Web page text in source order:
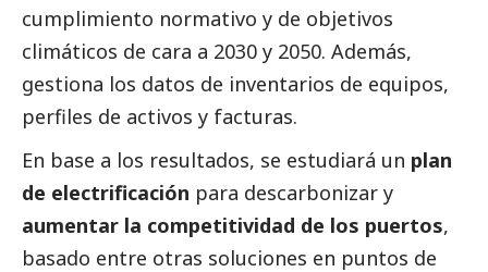
cumplimiento normativo y de objetivos
climáticos de cara a 2030 y 2050. Además,
gestiona los datos de inventarios de equipos,
perfiles de activos y facturas.
En base a los resultados, se estudiará un plan
de electrificación para descarbonizar y
aumentar la competitividad de los puertos,
basado entre otras soluciones en puntos de